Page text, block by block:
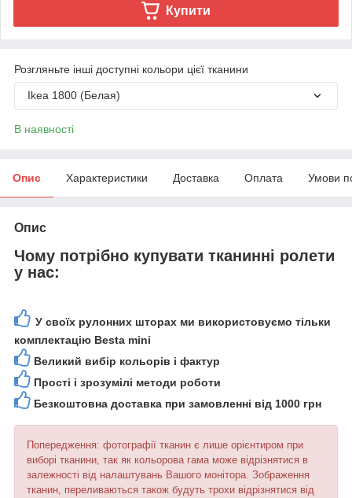
Купити
Розгляньте інші доступні кольори цієї тканини
Ikea 1800 (Белая)
В наявності
Опис Характеристики Доставка Оплата Умови
Опис
Чому потрібно купувати тканинні ролети
у нас:
У своїх рулонних шторах ми використовуємо тільки
комплектацію Besta mini
Великий вибір кольорів і фактур
Прості і зрозумілі методи роботи
Безкоштовна доставка при замовленні від 1000 грн
Попередження: фотографії тканин є лише орієнтиром при
виборі тканини, так як кольорова гама може відрізнятися в
залежності від налаштувань Вашого монітора. Зображення
тканин, переливаються також будуть трохи відрізнятися від